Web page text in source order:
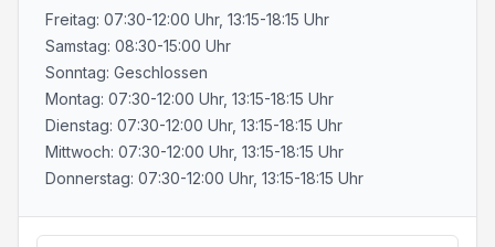
Freitag: 07:30-12:00 Uhr, 13:15-18:15 Uhr
Samstag: 08:30-15:00 Uhr
Sonntag: Geschlossen
Montag: 07:30-12:00 Uhr, 13:15-18:15 Uhr
Dienstag: 07:30-12:00 Uhr, 13:15-18:15 Uhr
Mittwoch: 07:30-12:00 Uhr, 13:15-18:15 Uhr
Donnerstag: 07:30-12:00 Uhr, 13:15-18:15 Uhr